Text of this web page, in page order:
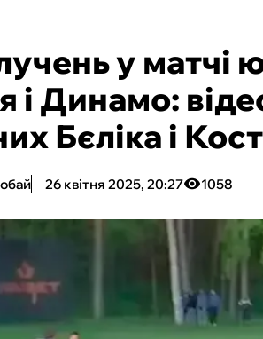
у матчі
і Динамо:
Бєліка і
26 квітня 2025, 20:27 1058